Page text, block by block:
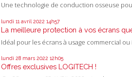
Une technologie de conduction osseuse
lundi 11 avril 2022 14h57
La meilleure protection à vos écrans
Idéal pour les écrans à usage commercial ou
lundi 28 mars 2022 12h05
Offres exclusives LOGITECH !